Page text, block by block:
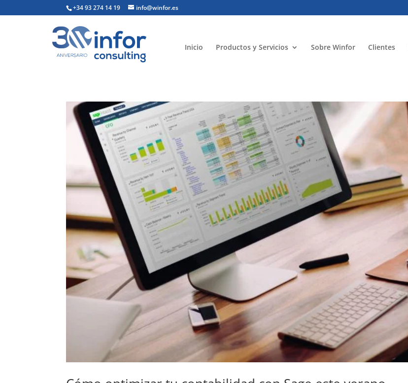
+34 93 274 14 19 info@winfor.es
Inicio Productos y Servicios Sobre Winfor Clientes